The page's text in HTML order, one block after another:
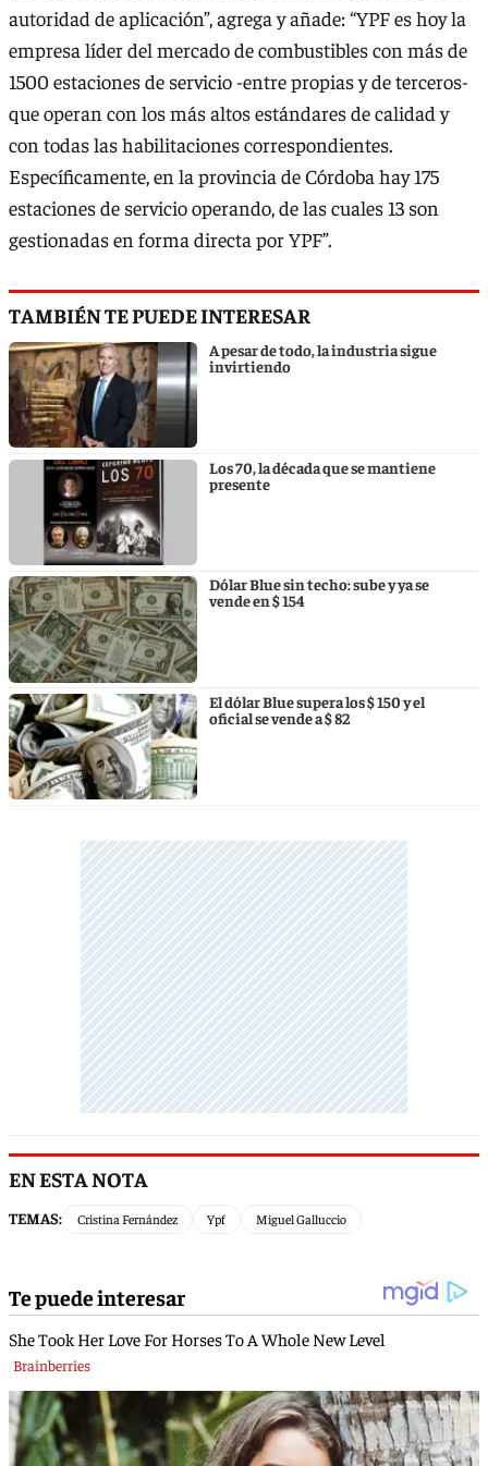
autoridad de aplicación”, agrega y añade: “YPF es hoy la
empresa líder del mercado de combustibles con más de
1500 estaciones de servicio -entre propias y de terceros-
que operan con los más altos estándares de calidad y
con todas las habilitaciones correspondientes.
Específicamente, en la provincia de Córdoba hay 175
estaciones de servicio operando, de las cuales 13 son
gestionadas en forma directa por YPF”.
TAMBIÉN TE PUEDE INTERESAR
A pesar de todo, la industria sigue
invirtiendo
Los 70, la década que se mantiene
presente
Dólar Blue sin techo: sube y ya se
vende en $ 154
El dólar Blue supera los $ 150 y el
oficial se vende a $ 82
EN ESTA NOTA
TEMAS: Cristina Fernández Ypf Miguel Galluccio